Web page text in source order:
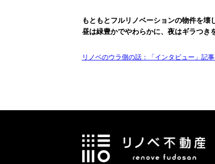
もともとフルリノベーションの物件を壊
昼は緑豊かでやわらかに、夜はギラつき
リノベのウラ側の話：「インタビュー」記